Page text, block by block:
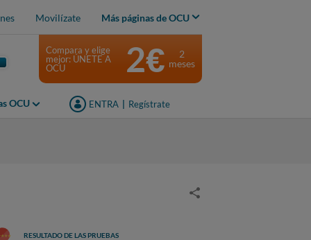
Movilízate Más páginas de OCU
OCU ENTRA Regístrate
Compara y elige
mejor: ÚNETE A
OCU
2€
2
meses
RESULTADO DE LAS PRUEBAS